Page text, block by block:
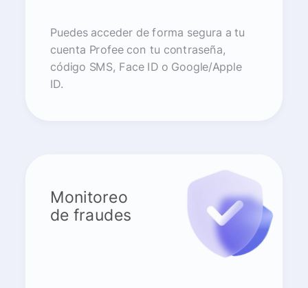
Puedes acceder de forma segura a tu
cuenta Profee con tu contraseña,
código SMS, Face ID o Google/Apple
ID.
Monitoreo
de fraudes